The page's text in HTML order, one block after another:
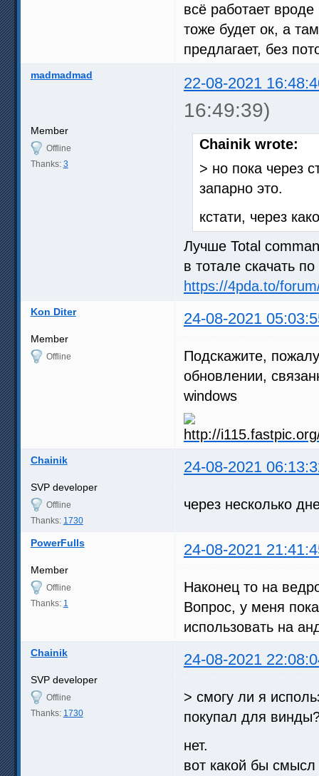
всё работает
тоже будет ок, а
предлагает, без
madmadmad 22-08-2021
16:49:39)
Member
Offline
Thanks: 3
Chainik wrote:
> но пока через
запарно это.
кстати, через
Лучше Total
в тотале скачать
https://4pda.to/
Kon Diter 24-08-2021
Member
Offline
Подскажите,
обновлении,
windows
Chainik 24-08-2021
SVP developer
Offline
Thanks: 1730
через несколько
PowerFulls 24-08-2021
Member
Offline
Thanks: 1
Наконец то на
Вопрос, у меня
использовать на
Chainik 24-08-2021
SVP developer
Offline
Thanks: 1730
> смогу ли я
покупал для
нет.
вот какой бы